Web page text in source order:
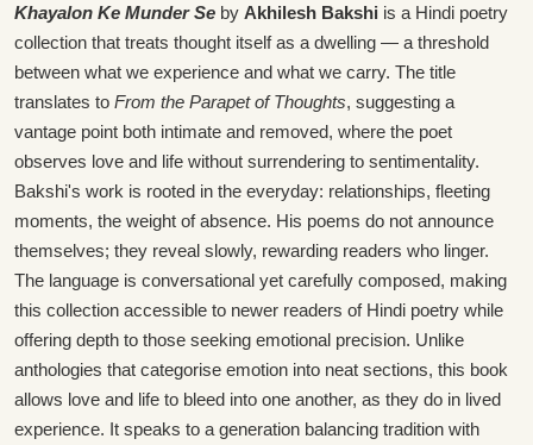
Khayalon Ke Munder Se by Akhilesh Bakshi is a Hindi poetry
collection that treats thought itself as a dwelling — a threshold
between what we experience and what we carry. The title
translates to From the Parapet of Thoughts, suggesting a
vantage point both intimate and removed, where the poet
observes love and life without surrendering to sentimentality.
Bakshi's work is rooted in the everyday: relationships, fleeting
moments, the weight of absence. His poems do not announce
themselves; they reveal slowly, rewarding readers who linger.
The language is conversational yet carefully composed, making
this collection accessible to newer readers of Hindi poetry while
offering depth to those seeking emotional precision. Unlike
anthologies that categorise emotion into neat sections, this book
allows love and life to bleed into one another, as they do in lived
experience. It speaks to a generation balancing tradition with